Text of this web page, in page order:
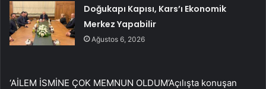
Doğukapı Kapısı, Kars’ı Ekonomik
Merkez Yapabilir
Ağustos 6, 2026
‘AİLEM İSMİNE ÇOK MEMNUN OLDUM’Açılışta konuşan